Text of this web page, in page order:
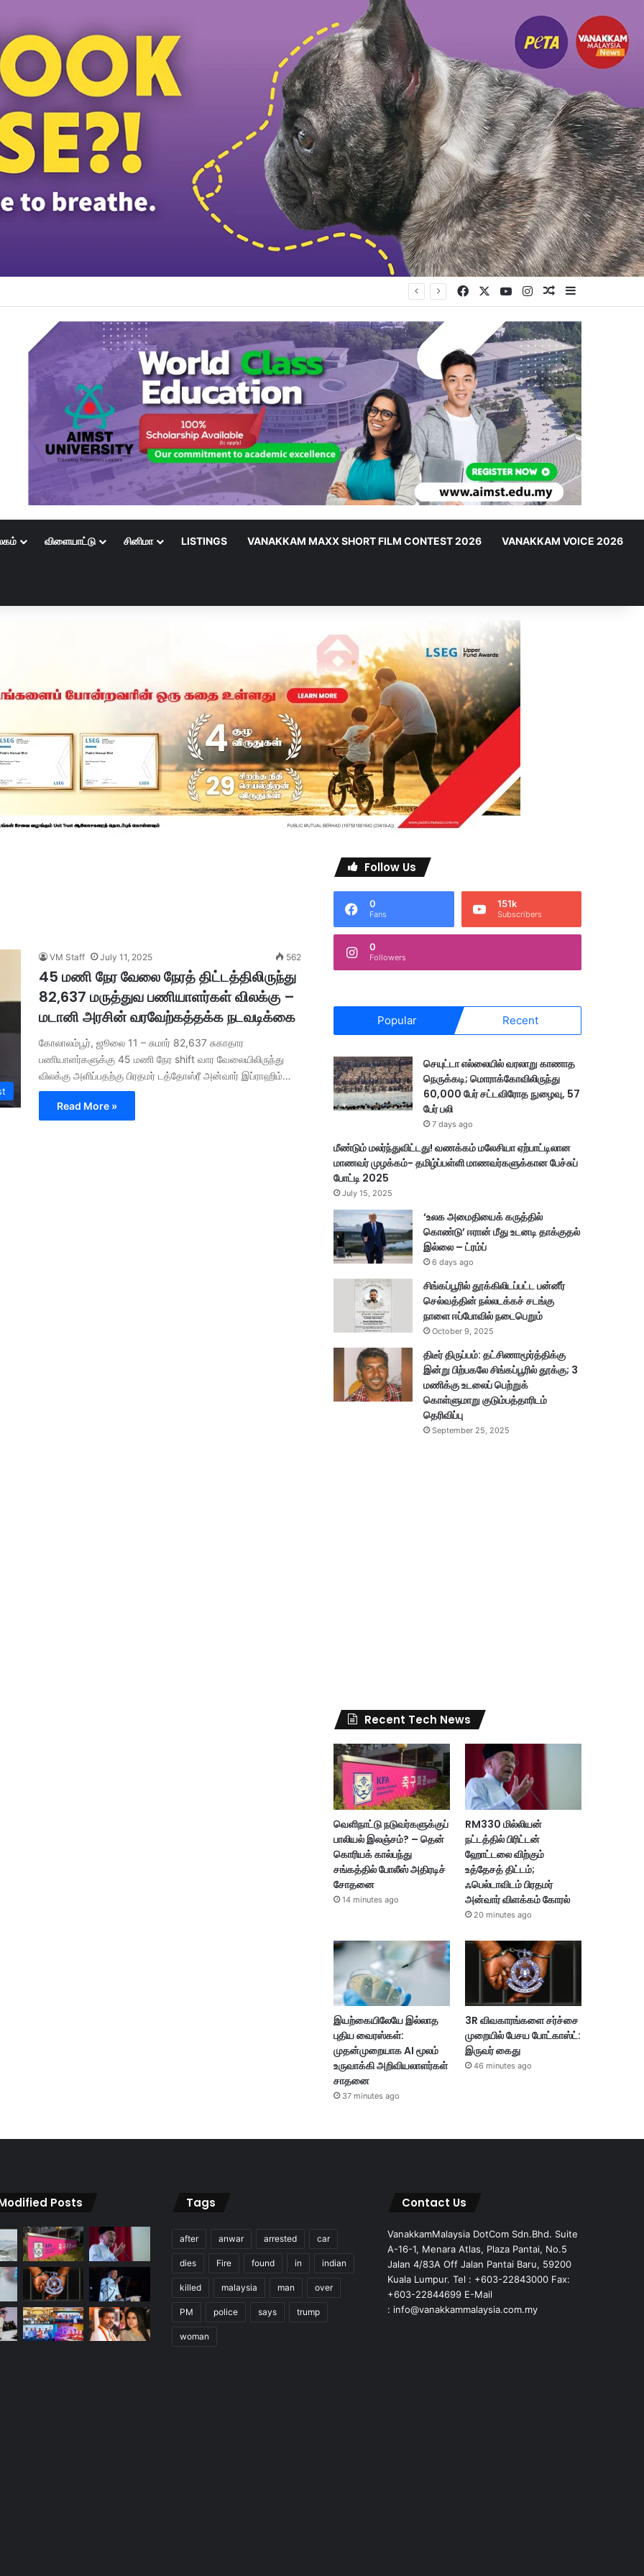
Facebook YouTubeInstagramRandom Article
விளையாட்டு சினிமா LISTINGS VANAKKAM MAXX SHORT FILM CONTEST 2026 VANAKKAM VOICE 2026
VM Staff July 11, 2025 562
45 மணி நேர வேலை நேரத் திட்டத்திலிருந்து
82,637 மருத்துவ பணியாளர்கள் விலக்கு –
மடானி அரசின் வரவேற்கத்தக்க நடவடிக்கை
கோலாலம்பூர், ஜூலை 11 – சுமார் 82,637 சுகாதார
பணியாளர்களுக்கு 45 மணி நேர shift வார வேலையிலிருந்து
விலக்கு அளிப்பதற்கு பிரதமர் டத்தோஸ்ரீ அன்வார் இப்ராஹிம்…
Read More »
Follow Us
0
Fans
151k
Subscribers
0
Followers
Popular Recent
செயுட்டா எல்லையில் வரலாறு காணாத
நெருக்கடி; மொராக்கோவிலிருந்து
60,000 பேர் சட்டவிரோத நுழைவு, 57
பேர் பலி
7 days ago
மீண்டும் மலர்ந்துவிட்டது! வணக்கம் மலேசியா ஏற்பாட்டிலான
மாணவர் முழக்கம்- தமிழ்ப்பள்ளி மாணவர்களுக்கான பேச்சுப்
போட்டி 2025
July 15, 2025
‘உலக அமைதியைக் கருத்தில்
கொண்டு’ ஈரான் மீது உடனடி தாக்குதல்
இல்லை – ட்ரம்ப்
6 days ago
சிங்கப்பூரில் தூக்கிலிடப்பட்ட பன்னீர்
செல்வத்தின் நல்லடக்கச் சடங்கு
நாளை ஈப்போவில் நடைபெறும்
October 9, 2025
திடீர் திருப்பம்: தட்சிணாமூர்த்திக்கு
இன்று பிற்பகலே சிங்கப்பூரில் தூக்கு; 3
மணிக்கு உடலைப் பெற்றுக்
கொள்ளுமாறு குடும்பத்தாரிடம்
தெரிவிப்பு
September 25, 2025
Recent Tech News
வெளிநாட்டு நடுவர்களுக்குப்
பாலியல் இலஞ்சம்? – தென்
கொரியக் கால்பந்து
சங்கத்தில் போலீஸ் அதிரடிச்
சோதனை
14 minutes ago
RM330 மில்லியன்
நட்டத்தில் பிரிட்டன்
ஹோட்டலை விற்கும்
உத்தேசத் திட்டம்;
ஃபெல்டாவிடம் பிரதமர்
அன்வார் விளக்கம் கோரல்
20 minutes ago
இயற்கையிலேயே இல்லாத
புதிய வைரஸ்கள்:
முதன்முறையாக AI மூலம்
உருவாக்கி அறிவியலாளர்கள்
சாதனை
37 minutes ago
3R விவகாரங்களை சர்ச்சை
முறையில் பேசய போட்காஸ்ட்:
இருவர் கைது
46 minutes ago
Posts Tags
after anwar arrested car
dies Fire found in indian
killed malaysia man over
PM police says trump
woman
Contact Us
VanakkamMalaysia DotCom Sdn.Bhd. Suite
A-16-1, Menara Atlas, Plaza Pantai, No.5
Jalan 4/83A Off Jalan Pantai Baru, 59200
Kuala Lumpur. Tel : +603-22843000 Fax:
+603-22844699 E-Mail
: info@vanakkammalaysia.com.my